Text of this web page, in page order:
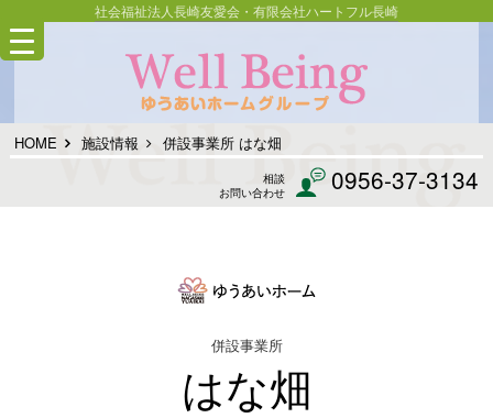
社会福祉法人長崎友愛会・有限会社ハートフル長崎
HOME 施設情報 併設事業所 はな畑
相談
お問い合わせ
0956-37-3134
併設事業所
はな畑